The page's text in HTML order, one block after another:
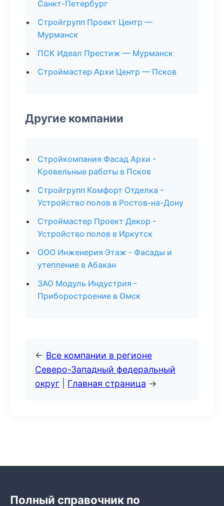
Санкт-Петербург
Стройгрупп Проект Центр —
Мурманск
ПСК Идеал Престиж — Мурманск
Строймастер Архи Центр — Псков
Другие компании
Стройкомпания Фасад Архи -
Кровельные работы в Псков
Стройгрупп Комфорт Отделка -
Устройство полов в Ростов-на-Дону
Строймастер Проект Декор -
Устройство полов в Иркутск
ООО Инженерия Этаж - Фасады и
утепление в Абакан
ЗАО Модуль Индустрия -
Приборостроение в Омск
← Все компании в регионе
Северо-Западный федеральный
округ
Главная страница →
Полный справочник по